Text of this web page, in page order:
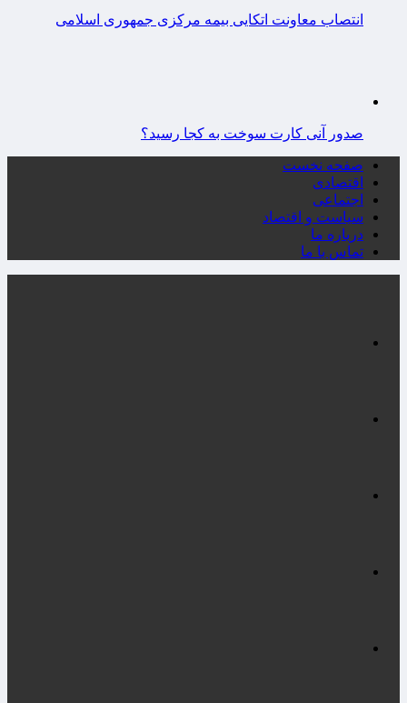
انتصاب معاونت اتکایی بیمه مرکزی جمهوری اسلامی
صدور آنی کارت سوخت به کجا رسید؟
صفحه نخست
اقتصادی
اجتماعی
سیاست و اقتصاد
درباره ما
تماس با ما